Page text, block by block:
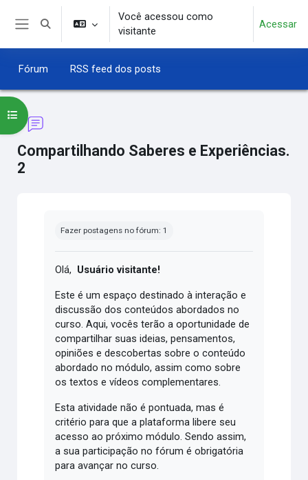
Ir para o conteúdo principal
Alternar entrada de pesquisa
Você acessou como
visitante
Acessar
Fórum RSS feed dos posts
Compartilhando Saberes e Experiências.
2
Abrir índice do curso
Fazer postagens no fórum: 1
Olá, Usuário visitante!
Este é um espaço destinado à interação e
discussão dos conteúdos abordados no
curso. Aqui, vocês terão a oportunidade de
compartilhar suas ideias, pensamentos,
opiniões e descobertas sobre o conteúdo
abordado no módulo, assim como sobre
os textos e vídeos complementares.
Esta atividade não é pontuada, mas é
critério para que a plataforma libere seu
acesso ao próximo módulo. Sendo assim,
a sua participação no fórum é obrigatória
para avançar no curso.